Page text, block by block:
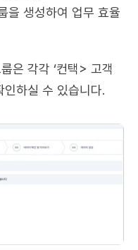
을 생성하여 업무 효율
은 각각 ‘컨택> 고객
인하실 수 있습니다.